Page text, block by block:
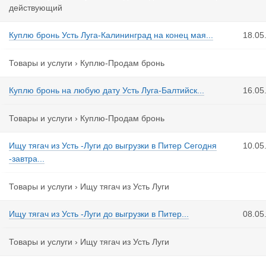
действующий
Куплю бронь Усть Луга-Калининград на конец мая...
Товары и услуги › Куплю-Продам бронь
Куплю бронь на любую дату Усть Луга-Балтийск...
Товары и услуги › Куплю-Продам бронь
Ищу тягач из Усть -Луги до выгрузки в Питер Сегодня
-завтра...
Товары и услуги › Ищу тягач из Усть Луги
Ищу тягач из Усть -Луги до выгрузки в Питер...
Товары и услуги › Ищу тягач из Усть Луги